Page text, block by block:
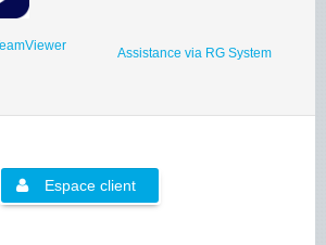
Assistance via RG System
Espace client